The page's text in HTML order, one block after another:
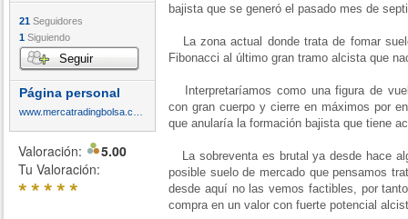
21 Seguidores
1 Siguiendo
Seguir
Página personal
Valoración:
5.00
Tu Valoración:
*****
bajista que se generó el pasado mes de
La zona actual donde trata de fomar
Fibonacci al último gran tramo alcista que
Interpretaríamos como una figura de
con gran cuerpo y cierre en máximos por
que anularía la formación bajista que tiene
La sobreventa es brutal ya desde hace
posible suelo de mercado que pensamos
desde aquí no las vemos factibles, por
compra en un valor con fuerte potencial